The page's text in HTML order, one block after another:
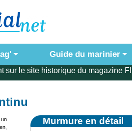
Guide du marinier
sur le site historique du magazine
Murmure en détail